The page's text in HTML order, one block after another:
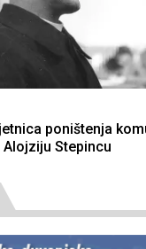
poništenja
Alojziju Stepincu